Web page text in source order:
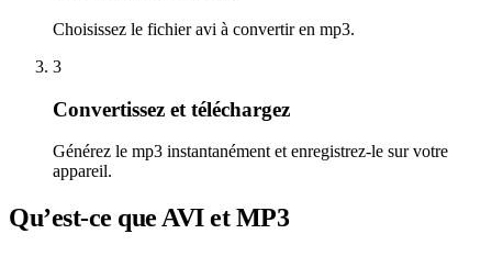
Choisissez le fichier avi à convertir en mp3.
3
Convertissez et téléchargez
Générez le mp3 instantanément et enregistrez-le sur votre
appareil.
Qu’est-ce que AVI et MP3